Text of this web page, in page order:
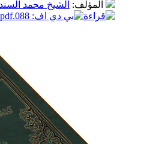
الشيخ محمد السند